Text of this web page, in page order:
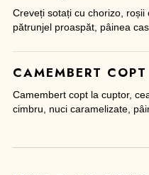
Creveți sotați cu chorizo, roșii
pătrunjel proaspăt, pâinea
CAMEMBERT COPT
Camembert copt la cuptor,
cimbru, nuci caramelizate,